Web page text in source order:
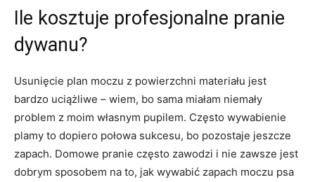
Ile kosztuje profesjonalne pranie
dywanu?
Usunięcie plan moczu z powierzchni materiału jest
bardzo uciążliwe – wiem, bo sama miałam niemały
problem z moim własnym pupilem. Często wywabienie
plamy to dopiero połowa sukcesu, bo pozostaje jeszcze
zapach. Domowe pranie często zawodzi i nie zawsze jest
dobrym sposobem na to, jak wywabić zapach moczu psa